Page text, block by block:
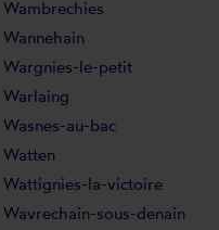
Wambrechies
Wannehain
Wargnies-le-petit
Warlaing
Wasnes-au-bac
Watten
Wattignies-la-victoire
Wavrechain-sous-denain